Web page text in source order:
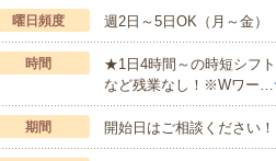
曜日頻度 週2日～5日OK（月～金
時間
★1日4時間～の時短シフ
など残業なし！※Wワー…
期間 開始日はご相談くださ